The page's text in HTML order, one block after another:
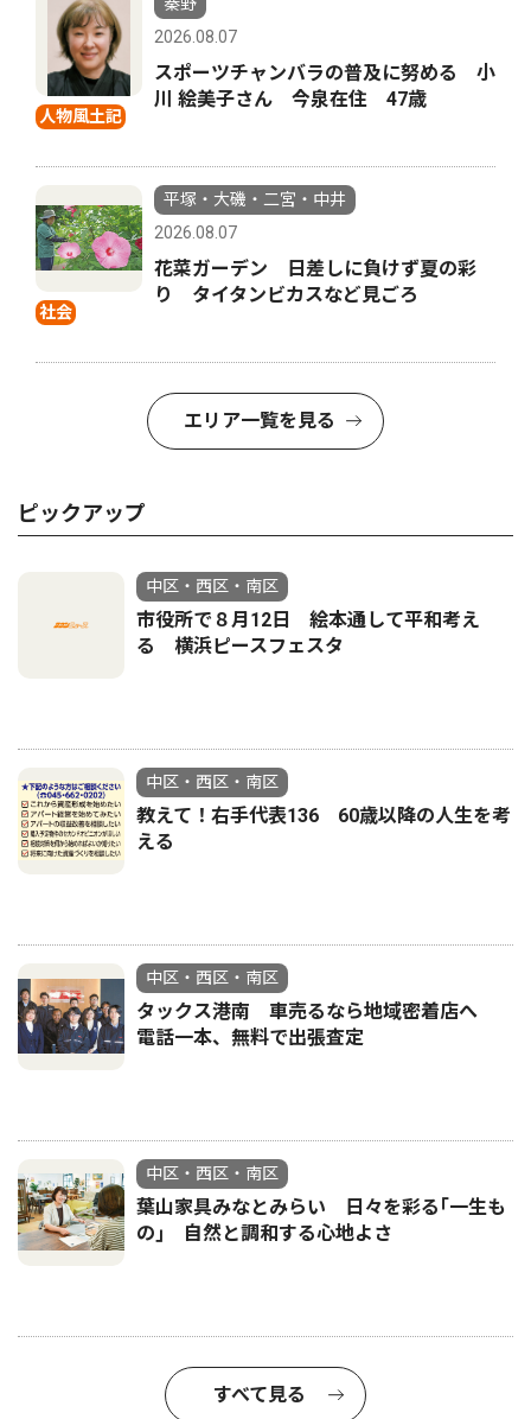
人物風土記
2026.08.07
スポーツチャンバラの普及に努める 小
川 絵美子さん 今泉在住 47歳
社会
平塚・大磯・二宮・中井
2026.08.07
花菜ガーデン 日差しに負けず夏の彩
り タイタンビカスなど見ごろ
エリア一覧を見る
ピックアップ
中区・西区・南区
市役所で８月12日 絵本通して平和考え
る 横浜ピースフェスタ
中区・西区・南区
教えて！右手代表136 60歳以降の人生を考
える
中区・西区・南区
タックス港南 車売るなら地域密着店へ
電話一本、無料で出張査定
中区・西区・南区
葉山家具みなとみらい 日々を彩る｢一生も
の｣ 自然と調和する心地よさ
すべて見る